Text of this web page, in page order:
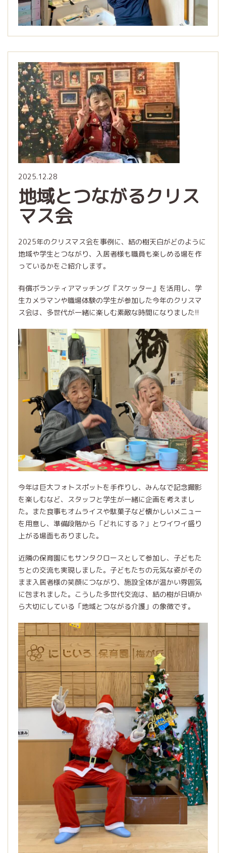
2025.12.28
地域とつながるクリス
マス会
2025年のクリスマス会を事例に、結の樹天白がどのように
地域や学生とつながり、入居者様も職員も楽しめる場を作
っているかをご紹介します。
有償ボランティアマッチング『スケッター』を活用し、学
生カメラマンや職場体験の学生が参加した今年のクリスマ
ス会は、多世代が一緒に楽しむ素敵な時間になりました!!
今年は巨大フォトスポットを手作りし、みんなで記念撮影
を楽しむなど、スタッフと学生が一緒に企画を考えまし
た。また食事もオムライスや駄菓子など懐かしいメニュー
を用意し、準備段階から「どれにする？」とワイワイ盛り
上がる場面もありました。
近隣の保育園にもサンタクロースとして参加し、子どもた
ちとの交流も実現しました。子どもたちの元気な姿がその
まま入居者様の笑顔につながり、施設全体が温かい雰囲気
に包まれました。こうした多世代交流は、結の樹が日頃か
ら大切にしている「地域とつながる介護」の象徴です。